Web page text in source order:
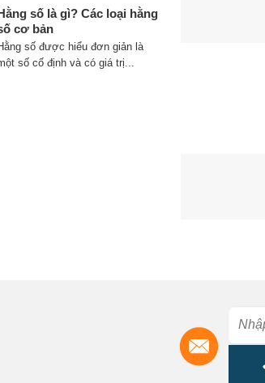
số là gì? Các loại hằng
cơ bản
số được hiểu đơn giản là
số cố định và có giá trị...